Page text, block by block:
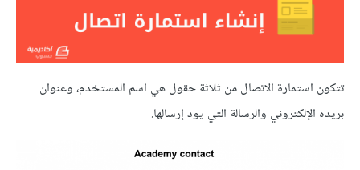
تتكون استمارة الاتصال من ثلاثة حقول هي اسم المستخدم، وعنوان
بريده الإلكتروني والرسالة التي يود إرسالها.